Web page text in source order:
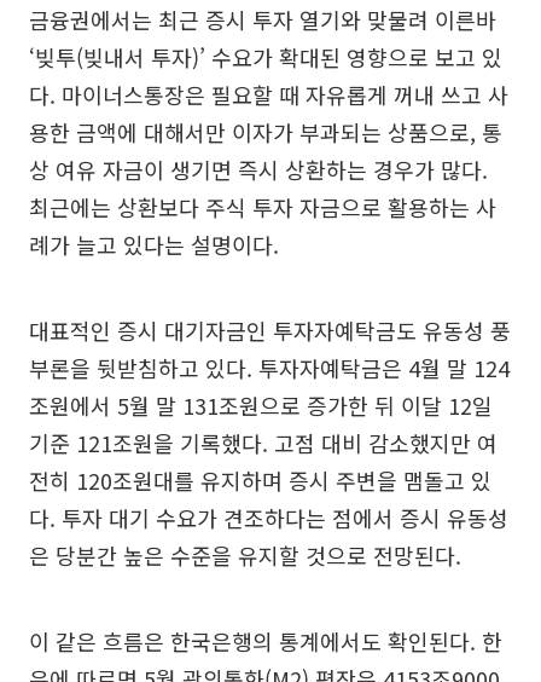
금융권에서는 최근 증시 투자 열기와 맞물려 이른바
‘빚투(빚내서 투자)’ 수요가 확대된 영향으로 보고 있
다. 마이너스통장은 필요할 때 자유롭게 꺼내 쓰고 사
용한 금액에 대해서만 이자가 부과되는 상품으로, 통
상 여유 자금이 생기면 즉시 상환하는 경우가 많다.
최근에는 상환보다 주식 투자 자금으로 활용하는 사
례가 늘고 있다는 설명이다.
대표적인 증시 대기자금인 투자자예탁금도 유동성 풍
부론을 뒷받침하고 있다. 투자자예탁금은 4월 말 124
조원에서 5월 말 131조원으로 증가한 뒤 이달 12일
기준 121조원을 기록했다. 고점 대비 감소했지만 여
전히 120조원대를 유지하며 증시 주변을 맴돌고 있
다. 투자 대기 수요가 견조하다는 점에서 증시 유동성
은 당분간 높은 수준을 유지할 것으로 전망된다.
이 같은 흐름은 한국은행의 통계에서도 확인된다. 한